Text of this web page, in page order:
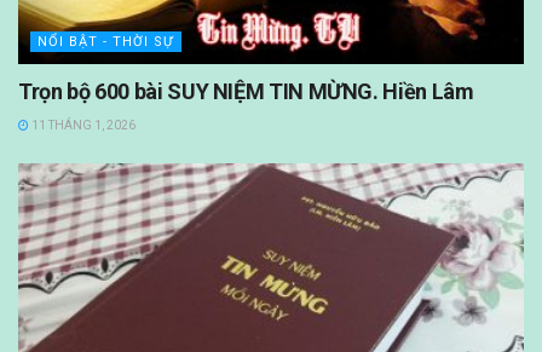
NỔI BẬT - THỜI SỰ
Trọn bộ 600 bài SUY NIỆM TIN MỪNG. Hiền Lâm
11 THÁNG 1, 2026